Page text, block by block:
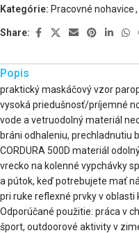
Kategórie: Pracovné nohavice,
Share:
Popis
praktický maskáčový vzor
vysoká priedušnosť/príjemné
vode a vetruodolný materiál
bráni odhaleniu, prechladnutiu
CORDURA 500D materiál
vrecko na kolenné vypchávky
a pútok, keď potrebujete mať
pri ruke reflexné prvky v
Odporúčané použitie: práca v
šport, outdoorové aktivity v